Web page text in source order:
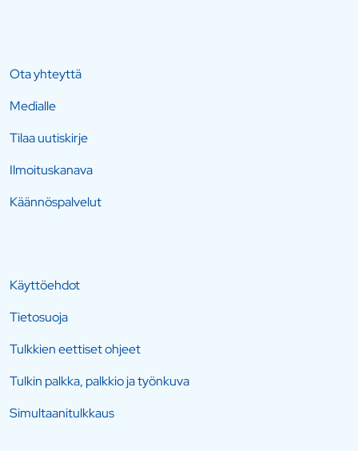
Ota yhteyttä
Medialle
Tilaa uutiskirje
Ilmoituskanava
Käännöspalvelut
Käyttöehdot
Tietosuoja
Tulkkien eettiset ohjeet
Tulkin palkka, palkkio ja työnkuva
Simultaanitulkkaus